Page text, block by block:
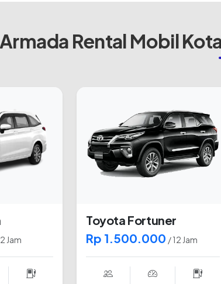
Armada Rental Mobil
Jam
Toyota Fortuner
Rp 1.500.000 / 12 Jam